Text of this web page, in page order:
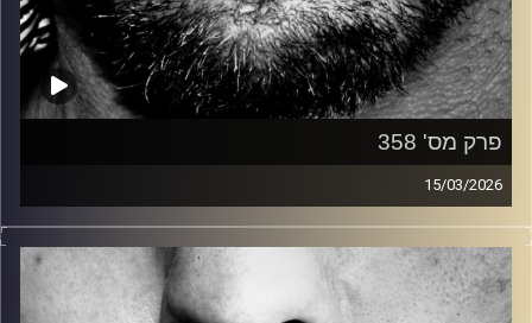
פרק מס' 358
15/03/2026
זיפים, מוזיקה מחוספסת של הופעות חיות. הרבה ג'אם, רוק,
בלוז, bluegrass, ג'אז, Fאנק, פרוגרסיב ואפילו אלקטרוניקה.
כל מה שחי, אמיתי ונושם.
עם שמוליק רגב.